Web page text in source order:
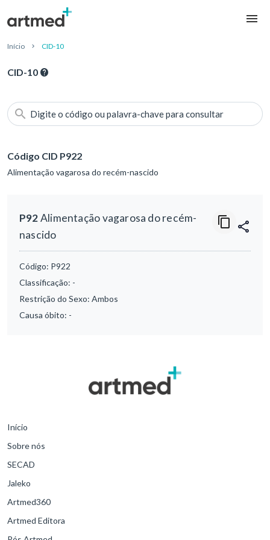
Início CID-10
CID-10
Digite o código ou palavra-chave para consultar
Código CID P922
Alimentação vagarosa do recém-nascido
P92Alimentação vagarosa do recém-
nascido
Código: P922
Classificação: -
Restrição do Sexo: Ambos
Causa óbito: -
Início
Sobre nós
SECAD
Jaleko
Artmed360
Artmed Editora